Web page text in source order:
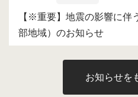
【※重要】地震の影響に伴
部地域）のお知らせ
お知らせを